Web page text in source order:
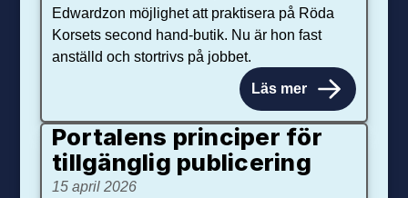
Edwardzon möjlighet att praktisera på Röda
Korsets second hand-butik. Nu är hon fast
anställd och stortrivs på jobbet.
Läs mer
Portalens principer för
tillgänglig publicering
15 april 2026